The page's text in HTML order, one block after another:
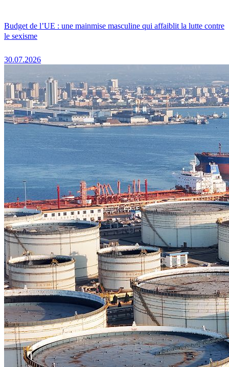
Budget de l’UE : une mainmise masculine qui affaiblit la lutte contre
le sexisme
30.07.2026